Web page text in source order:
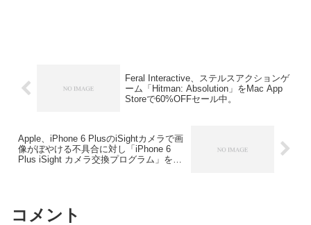
Feral Interactive、ステルスアクションゲ
ーム「Hitman: Absolution」をMac App
Storeで60%OFFセール中。
Apple、iPhone 6 PlusのiSightカメラで画
像がぼやける不具合に対し「iPhone 6
Plus iSight カメラ交換プログラム」を発
コメント